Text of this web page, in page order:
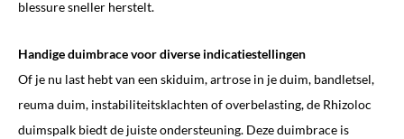
blessure sneller herstelt.
Handige duimbrace voor diverse indicatiestellingen
Of je nu last hebt van een skiduim, artrose in je duim, bandletsel,
reuma duim, instabiliteitsklachten of overbelasting, de Rhizoloc
duimspalk biedt de juiste ondersteuning. Deze duimbrace is